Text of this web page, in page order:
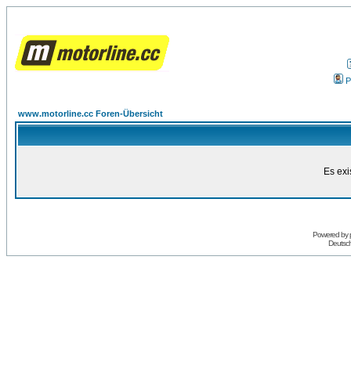
www.motorline.cc Foren-Übersicht
Es
Powered by